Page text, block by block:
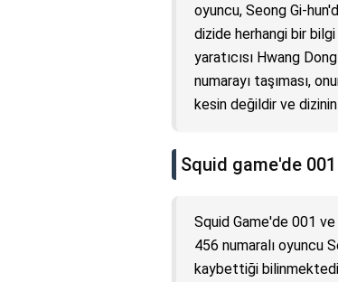
oyuncu, Seong Gi-
dizide herhangi bir
yaratıcısı Hwang
numarayı taşıması,
kesin değildir ve dizinin
Squid game'de
Squid Game'de 001 ve
456 numaralı oyuncu
kaybettiği